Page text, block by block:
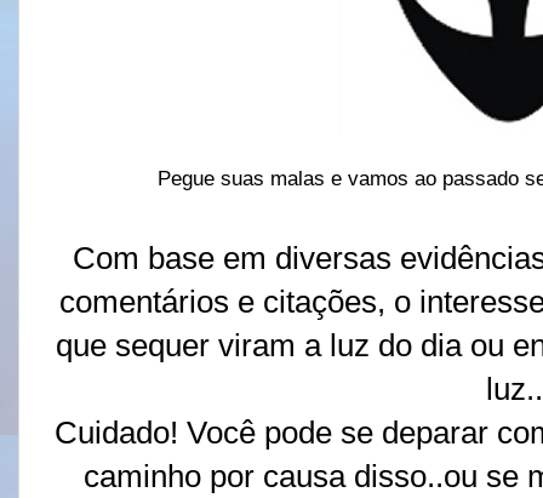
Pegue suas malas e vamos ao passado
Com base em diversas
comentários e citações, o
que sequer viram a luz do dia ou
luz..
Cuidado! Você pode se deparar
caminho por causa disso..ou se